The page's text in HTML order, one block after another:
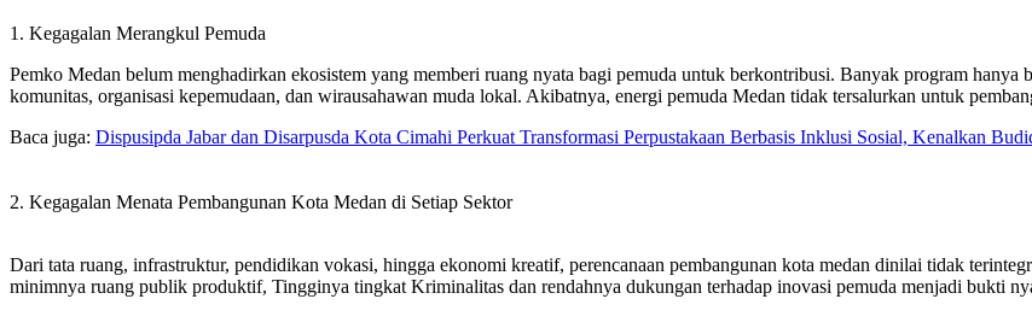
1. Kegagalan Merangkul Pemuda
Pemko Medan belum menghadirkan ekosistem yang memberi ruang nyata bagi pemuda untuk berkontribusi. Banyak program hanya
komunitas, organisasi kepemudaan, dan wirausahawan muda lokal. Akibatnya, energi pemuda Medan tidak tersalurkan untuk
Baca juga: Dispusipda Jabar dan Disarpusda Kota Cimahi Perkuat Transformasi Perpustakaan Berbasis Inklusi Sosial, Kenalkan
2. Kegagalan Menata Pembangunan Kota Medan di Setiap Sektor
Dari tata ruang, infrastruktur, pendidikan vokasi, hingga ekonomi kreatif, perencanaan pembangunan kota medan dinilai tidak
minimnya ruang publik produktif, Tingginya tingkat Kriminalitas dan rendahnya dukungan terhadap inovasi pemuda menjadi bukti